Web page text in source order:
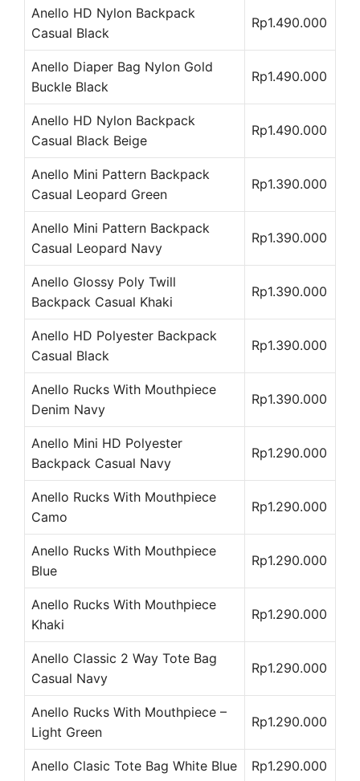
Anello HD Nylon Backpack
Casual Black
Rp1.490.000
Anello Diaper Bag Nylon Gold
Buckle Black
Rp1.490.000
Anello HD Nylon Backpack
Casual Black Beige
Rp1.490.000
Anello Mini Pattern Backpack
Casual Leopard Green
Rp1.390.000
Anello Mini Pattern Backpack
Casual Leopard Navy
Rp1.390.000
Anello Glossy Poly Twill
Backpack Casual Khaki
Rp1.390.000
Anello HD Polyester Backpack
Casual Black
Rp1.390.000
Anello Rucks With Mouthpiece
Denim Navy
Rp1.390.000
Anello Mini HD Polyester
Backpack Casual Navy
Rp1.290.000
Anello Rucks With Mouthpiece
Camo
Rp1.290.000
Anello Rucks With Mouthpiece
Blue
Rp1.290.000
Anello Rucks With Mouthpiece
Khaki
Rp1.290.000
Anello Classic 2 Way Tote Bag
Casual Navy
Rp1.290.000
Anello Rucks With Mouthpiece –
Light Green
Rp1.290.000
Anello Clasic Tote Bag White Blue Rp1.290.000